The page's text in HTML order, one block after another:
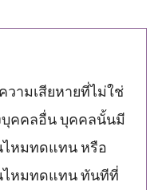
ามเสียหายที่ไม่ใช่
คคลอื่น บุคคลนั้นมี
ไหมทดแทน หรือ
ไหมทดแทน ทันทีที่